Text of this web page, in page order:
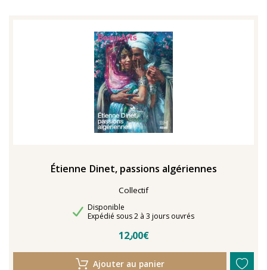
Étienne Dinet, passions algériennes
Collectif
Disponibilité
Disponible
Délais de livraison
Expédié sous 2 à 3 jours ouvrés
12٫00€
Ajouter au panier